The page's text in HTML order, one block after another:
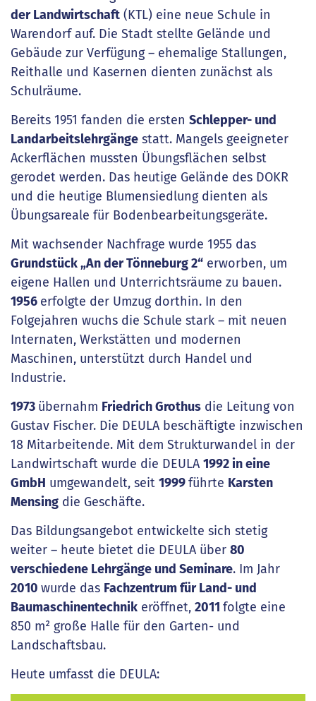
der Landwirtschaft (KTL) eine neue Schule in
Warendorf auf. Die Stadt stellte Gelände und
Gebäude zur Verfügung – ehemalige Stallungen,
Reithalle und Kasernen dienten zunächst als
Schulräume.
Bereits 1951 fanden die ersten Schlepper- und
Landarbeitslehrgänge statt. Mangels geeigneter
Ackerflächen mussten Übungsflächen selbst
gerodet werden. Das heutige Gelände des DOKR
und die heutige Blumensiedlung dienten als
Übungsareale für Bodenbearbeitungsgeräte.
Mit wachsender Nachfrage wurde 1955 das
Grundstück „An der Tönneburg 2“ erworben, um
eigene Hallen und Unterrichtsräume zu bauen.
1956 erfolgte der Umzug dorthin. In den
Folgejahren wuchs die Schule stark – mit neuen
Internaten, Werkstätten und modernen
Maschinen, unterstützt durch Handel und
Industrie.
1973 übernahm Friedrich Grothus die Leitung von
Gustav Fischer. Die DEULA beschäftigte inzwischen
18 Mitarbeitende. Mit dem Strukturwandel in der
Landwirtschaft wurde die DEULA 1992 in eine
GmbH umgewandelt, seit 1999führte Karsten
Mensing die Geschäfte.
Das Bildungsangebot entwickelte sich stetig
weiter – heute bietet die DEULA über 80
verschiedene Lehrgänge und Seminare. Im Jahr
2010 wurde das Fachzentrum für Land- und
Baumaschinentechnik eröffnet, 2011 folgte eine
850 m² große Halle für den Garten- und
Landschaftsbau.
Heute umfasst die DEULA: